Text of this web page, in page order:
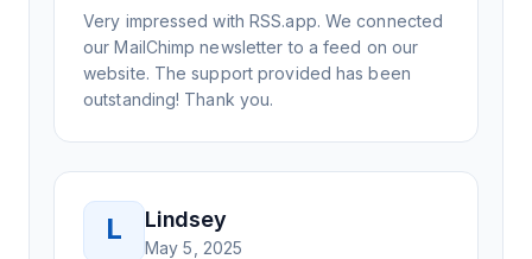
experience, and I will be pushing everyone I
know to RSS.app for their RSS needs.
Very impressed with RSS.app. We connected
our MailChimp newsletter to a feed on our
website. The support provided has been
outstanding! Thank you.
L Lindsey
May 5, 2025